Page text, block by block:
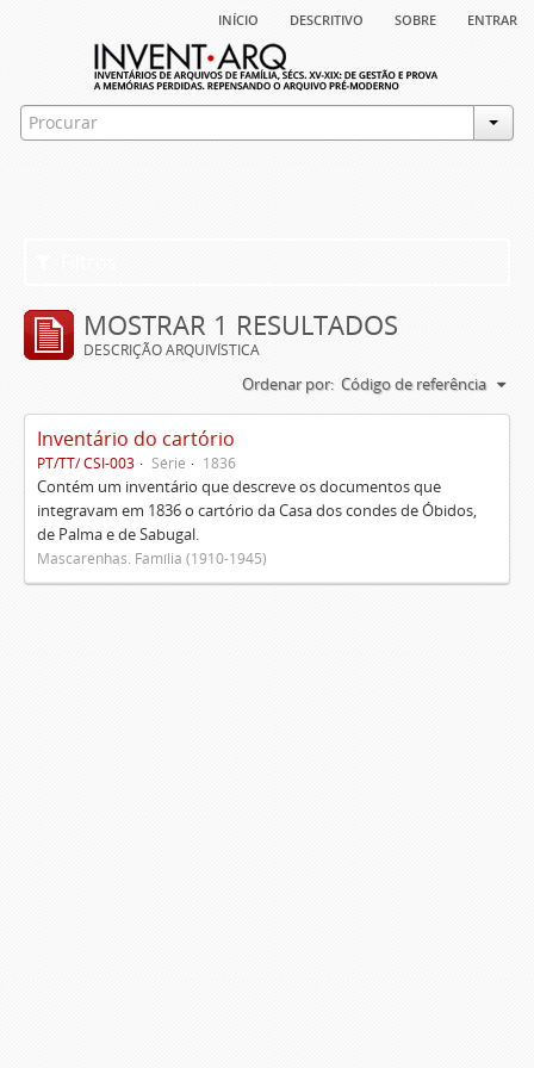
início descritivo sobre entrar
MOSTRAR 1 RESULTADOS
DESCRIÇÃO ARQUIVÍSTICA
Ordenar por: Código de referência
Inventário do cartório
PT/TT/ CSI-003 Série 1836
Contém um inventário que descreve os documentos que
integravam em 1836 o cartório da Casa dos condes de Óbidos,
de Palma e de Sabugal.
Mascarenhas. Família (1910-1945)